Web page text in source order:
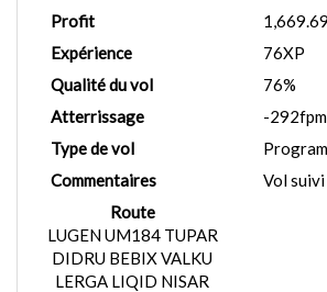
Profit
Expérience
76XP
Qualité du vol
76%
Atterrissage
-
Type de vol
Commentaires
Vol
Route
LUGEN UM184 TUPAR
DIDRU BEBIX VALKU
LERGA LIQID NISAR